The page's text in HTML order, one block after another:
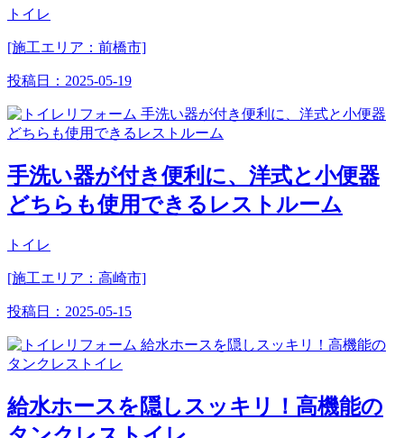
トイレ
[施工エリア：前橋市]
投稿日： 2025-05-19
手洗い器が付き便利に、洋式と小便器
どちらも使用できるレストルーム
トイレ
[施工エリア：高崎市]
投稿日： 2025-05-15
給水ホースを隠しスッキリ！高機能の